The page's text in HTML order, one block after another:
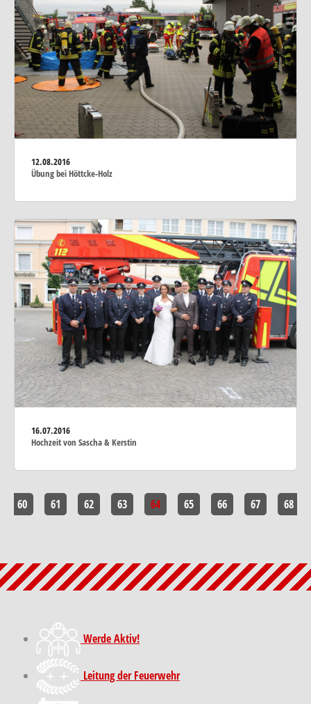
12.08.2016
Übung bei Höttcke-Holz
16.07.2016
Hochzeit von Sascha & Kerstin
60 61 62 63 64 65 66 67 68
Werde Aktiv!
Leitung der Feuerwehr